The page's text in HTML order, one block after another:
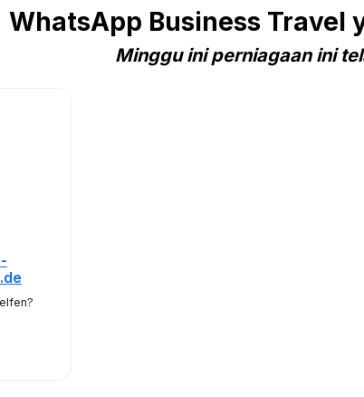
WhatsApp Business Travel
Minggu ini perniagaan ini